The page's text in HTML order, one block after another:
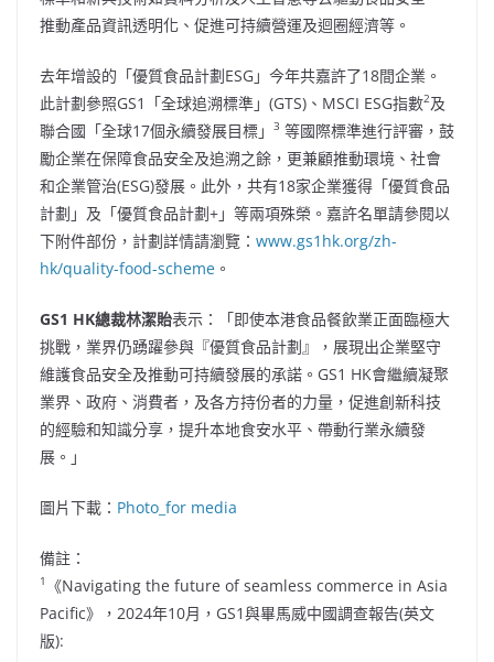
推動產品資訊透明化、促進可持續營運及迴圈經濟等。
去年增設的「優質食品計劃ESG」今年共嘉許了18間企業。
此計劃參照GS1「全球追溯標準」(GTS)、MSCI ESG指數2及
聯合國「全球17個永續發展目標」
3 等國際標準進行評審，鼓
勵企業在保障食品安全及追溯之餘，更兼顧推動環境、社會
和企業管治(ESG)發展。此外，共有18家企業獲得「優質食品
計劃」及「優質食品計劃+」等兩項殊榮。嘉許名單請參閱以
下附件部份，計劃詳情請瀏覽： www.gs1hk.org/zh-
hk/quality-food-scheme 。
GS1 HK總裁林潔貽表示：「即使本港食品餐飲業正面臨極大
挑戰，業界仍踴躍參與『優質食品計劃』，展現出企業堅守
維護食品安全及推動可持續發展的承諾。GS1 HK會繼續凝聚
業界、政府、消費者，及各方持份者的力量，促進創新科技
的經驗和知識分享，提升本地食安水平、帶動行業永續發
展。」
圖片下載： Photo_for media
備註：
1
《Navigating the future of seamless commerce in Asia
Pacific》，2024年10月，GS1與畢馬威中國調查報告(英文
版):